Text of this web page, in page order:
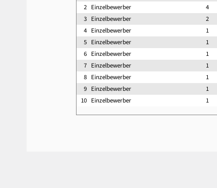
2 Einzelbewerber
4
3 Einzelbewerber
2
4 Einzelbewerber
1
5 Einzelbewerber
1
6 Einzelbewerber
1
7 Einzelbewerber
1
8 Einzelbewerber
1
9 Einzelbewerber
1
10 Einzelbewerber 1